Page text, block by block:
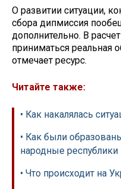
О развитии ситуации,
сбора дипмиссия
дополнительно. В
приниматься реальная
отмечает ресурс.
Читайте также:
• Как накалялась
• Как были
народные республики
• Что происходит на